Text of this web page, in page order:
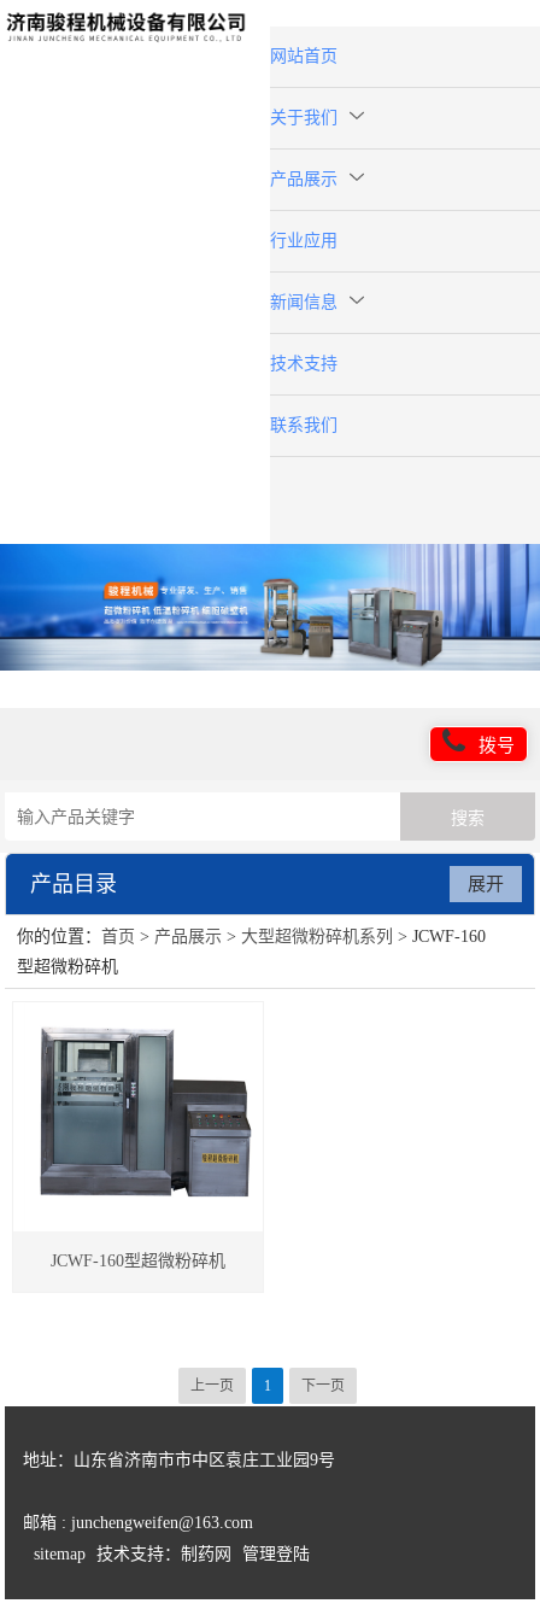
网站首页
关于我们
产品展示
行业应用
新闻信息
技术支持
联系我们
拨号
产品目录
超微粉碎机设备
超细粉碎设备
细胞破壁机设备
中药微粉机设备
中药磨粉机
中药超细打粉机
小型超微粉碎机系列
展开
你的位置：首页 > 产品展示 >大型超微粉碎机系列 > JCWF-160
型超微粉碎机
JCWF-160型超微粉碎机
上一页 1 下一页
地址：山东省济南市市中区袁庄工业园9号
邮箱 : junchengweifen@163.com
sitemap
技术支持：制药网 管理登陆